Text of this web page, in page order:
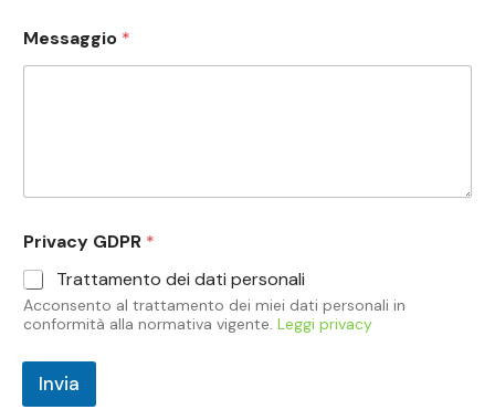
Messaggio *
Privacy GDPR *
Trattamento dei dati personali
Acconsento al trattamento dei miei dati personali in
conformità alla normativa vigente. Leggi privacy
Invia